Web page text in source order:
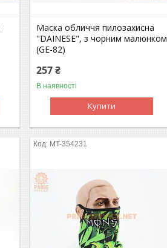
Маска обличчя пилозахисна
"DAINESE", з чорним малюнком
(GE-82)
257 ₴
В наявності
Купити
MT-354231